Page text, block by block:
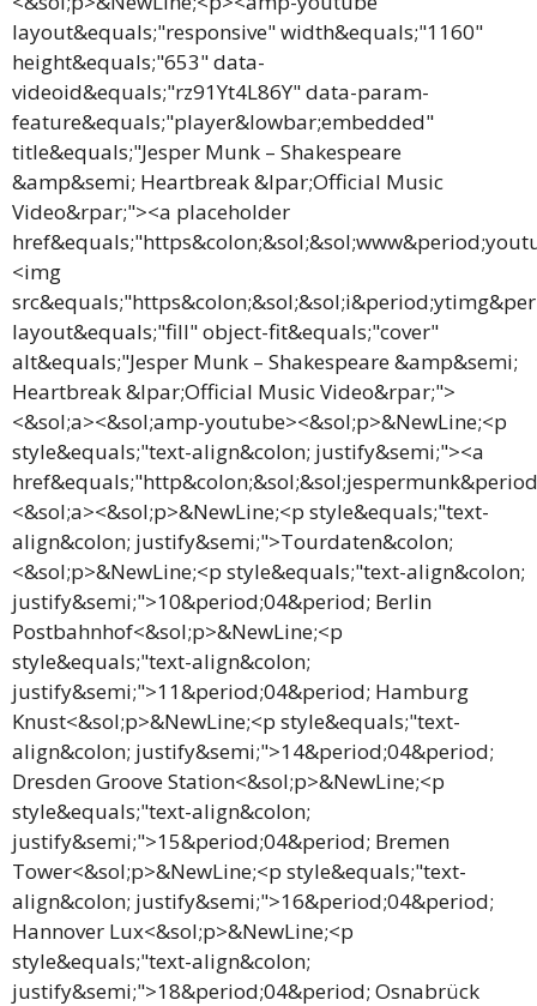
layout&equals;"responsive" width&equals;"1160"
height&equals;"653" data-
videoid&equals;"rz91Yt4L86Y" data-param-
feature&equals;"player&lowbar;embedded"
title&equals;"Jesper Munk – Shakespeare
&amp&semi; Heartbreak &lpar;Official Music
Video&rpar;"><a placeholder
<img
layout&equals;"fill" object-fit&equals;"cover"
alt&equals;"Jesper Munk – Shakespeare &amp&semi;
Heartbreak &lpar;Official Music Video&rpar;">
<&sol;a><&sol;amp-youtube><&sol;p>&NewLine;<p
style&equals;"text-align&colon; justify&semi;"><a
<&sol;a><&sol;p>&NewLine;<p style&equals;"text-
align&colon; justify&semi;">Tourdaten&colon;
<&sol;p>&NewLine;<p style&equals;"text-align&colon;
justify&semi;">10&period;04&period; Berlin
Postbahnhof<&sol;p>&NewLine;<p
style&equals;"text-align&colon;
justify&semi;">11&period;04&period; Hamburg
Knust<&sol;p>&NewLine;<p style&equals;"text-
align&colon; justify&semi;">14&period;04&period;
Dresden Groove Station<&sol;p>&NewLine;<p
style&equals;"text-align&colon;
justify&semi;">15&period;04&period; Bremen
Tower<&sol;p>&NewLine;<p style&equals;"text-
align&colon; justify&semi;">16&period;04&period;
Hannover Lux<&sol;p>&NewLine;<p
style&equals;"text-align&colon;
justify&semi;">18&period;04&period; Osnabrück